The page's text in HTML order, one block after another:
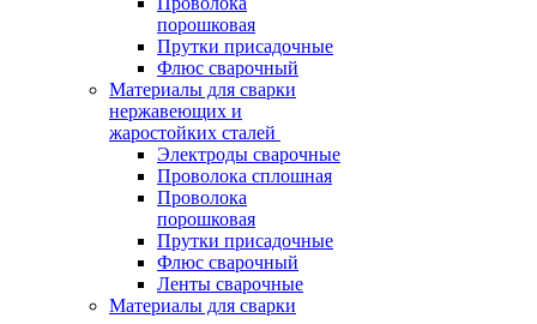
порошковая
Прутки присадочные
Флюс сварочный
Материалы для сварки
нержавеющих и
жаростойких сталей
Электроды сварочные
Проволока сплошная
Проволока
порошковая
Прутки присадочные
Флюс сварочный
Ленты сварочные
Материалы для сварки